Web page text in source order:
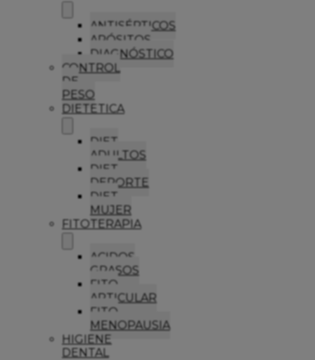
ANTISÉPTICOS
APÓSITOS
DIAGNÓSTICO
CONTROL
DE
PESO
DIETETICA
DIET
ADULTOS
DIET
DEPORTE
DIET
MUJER
FITOTERAPIA
ACIDOS
GRASOS
FITO
ARTICULAR
FITO
MENOPAUSIA
HIGIENE
DENTAL